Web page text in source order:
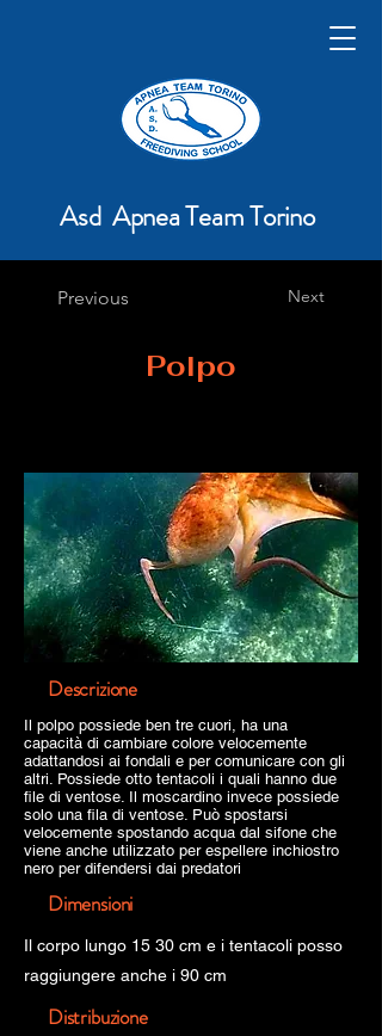
Asd Apnea Team Torino
Previous Next
Polpo
Descrizione
Il polpo possiede ben tre cuori, ha una
capacità di cambiare colore velocemente
adattandosi ai fondali e per comunicare con gli
altri. Possiede otto tentacoli i quali hanno due
file di ventose. Il moscardino invece possiede
solo una fila di ventose. Può spostarsi
velocemente spostando acqua dal sifone che
viene anche utilizzato per espellere inchiostro
nero per difendersi dai predatori
Dimensioni
Il corpo lungo 15 30 cm e i tentacoli posso
raggiungere anche i 90 cm
Distribuzione